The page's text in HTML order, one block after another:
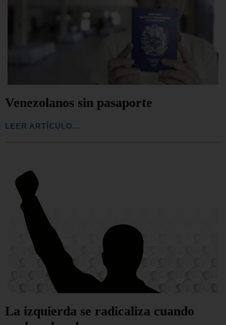
Venezolanos sin pasaporte
LEER ARTÍCULO...
La izquierda se radicaliza cuando